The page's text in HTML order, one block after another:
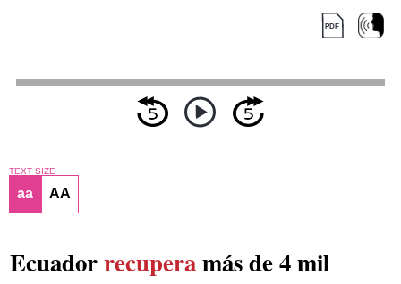
TEXT SIZE
aa AA
Ecuadorrecuperamás de 4 mil